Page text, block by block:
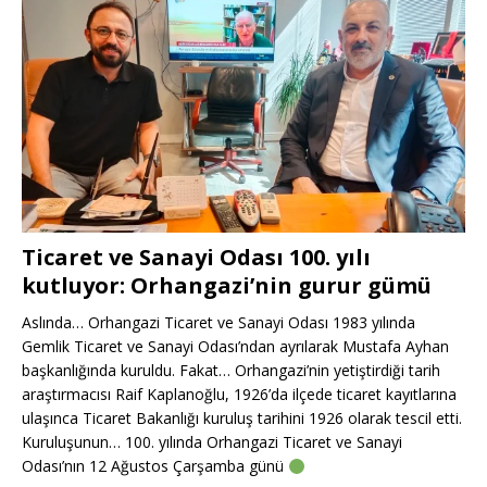
Ticaret ve Sanayi Odası 100. yılı
kutluyor: Orhangazi’nin gurur gümü
Aslında… Orhangazi Ticaret ve Sanayi Odası 1983 yılında
Gemlik Ticaret ve Sanayi Odası’ndan ayrılarak Mustafa Ayhan
başkanlığında kuruldu. Fakat… Orhangazi’nin yetiştirdiği tarih
araştırmacısı Raif Kaplanoğlu, 1926’da ilçede ticaret kayıtlarına
ulaşınca Ticaret Bakanlığı kuruluş tarihini 1926 olarak tescil etti.
Kuruluşunun… 100. yılında Orhangazi Ticaret ve Sanayi
Odası’nın 12 Ağustos Çarşamba günü